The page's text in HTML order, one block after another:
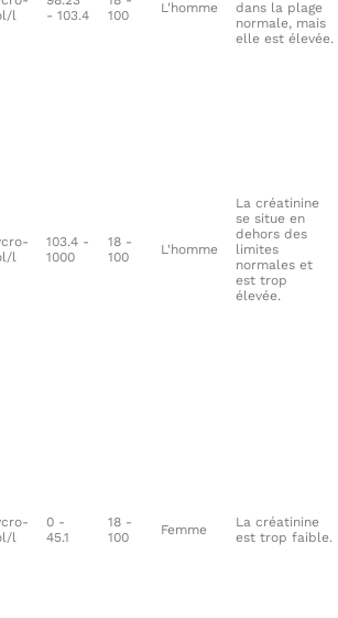
l
- 103.4
100
L'homme
dans la plage
normale, mais
elle est élevée.
l
103.4 -
1000
18 -
100
L'homme
La créatinine
se situe en
dehors des
limites
normales et
est trop
élevée.
l
0 -
45.1
18 -
100
Femme
La créatinine
est trop faible.